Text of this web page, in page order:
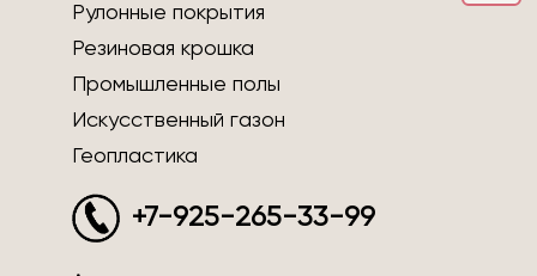
Рулонные покрытия
Резиновая крошка
Промышленные полы
Искусственный газон
Геопластика
+7-925-265-33-99